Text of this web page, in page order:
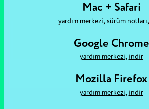
Mac + Safari
yardım merkezi, sürüm notları,
Google Chrome
yardım merkezi, i̇ndir
Mozilla Firefox
yardım merkezi, i̇ndir